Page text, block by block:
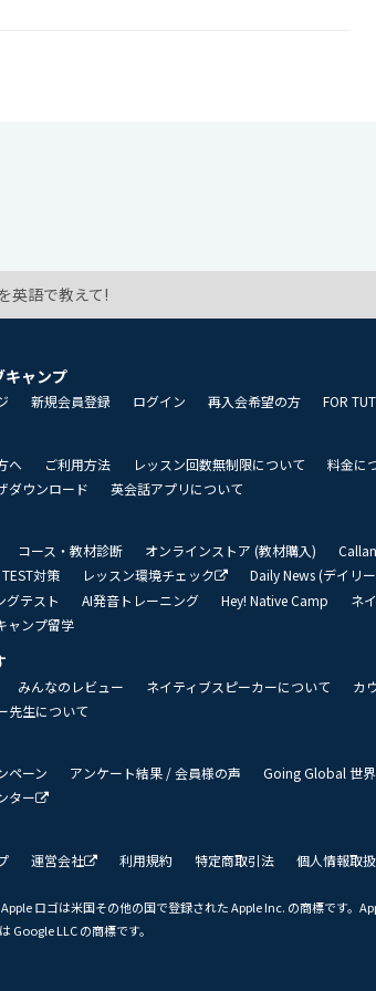
英語で教えて!
キャンプ
新規会員登録 ログイン 再入会希望の方 FOR
へ ご利用方法 レッスン回数無制限について 料金に
ダウンロード
英会話アプリについて
コース・教材診断 オンラインストア (教材購入)
対策
レッスン環境チェック Daily News (デイリ
グテスト
AI発音トレーニング Hey! Native Camp ネ
ャンプ留学
みんなのレビュー ネイティブスピーカーについて
カ
先生について
ペーン アンケート結果 / 会員様の声 Going Global 世
ター
運営会社 利用規約 特定商取引法 個人情報取
ロゴは米国その他の国で登録された Apple Inc. の商標です。
Google LLC の商標です。